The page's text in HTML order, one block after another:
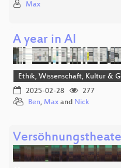
Max
A year in AI
Ethik, Wissenschaft, Kultur &
2025-02-28
277
Ben, Max and Nick